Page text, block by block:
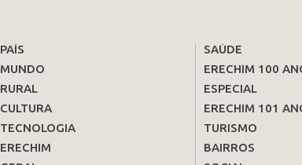
PAÍS
MUNDO
RURAL
CULTURA
TECNOLOGIA
ERECHIM
SAÚDE
ERECHIM 100
ESPECIAL
ERECHIM 101
TURISMO
BAIRROS